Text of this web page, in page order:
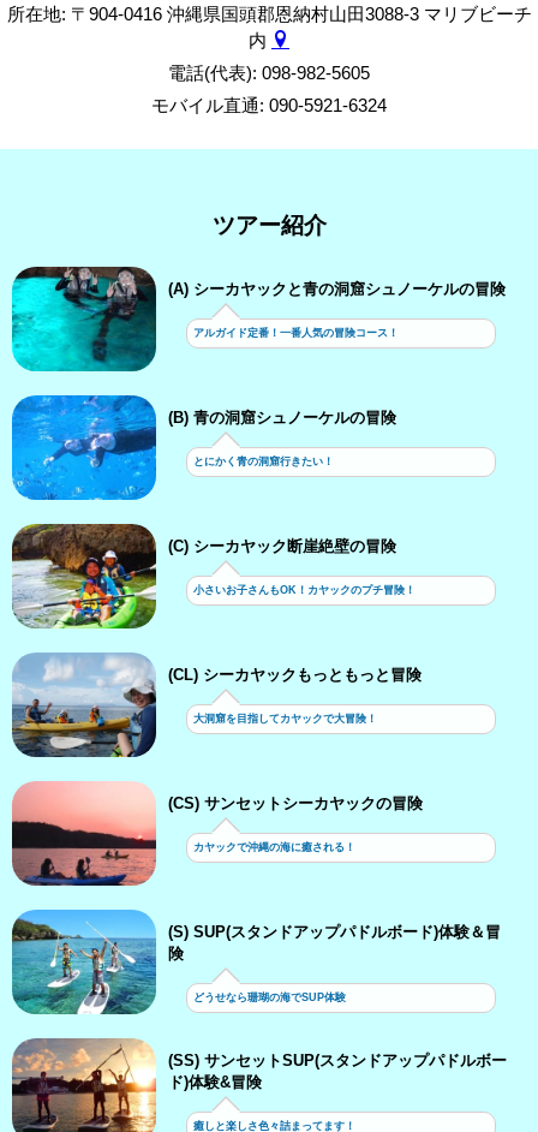
所在地: 〒904-0416 沖縄県国頭郡恩納村山田3088-3 マリブビーチ
内
電話(代表): 098-982-5605
モバイル直通: 090-5921-6324
ツアー紹介
(A) シーカヤックと青の洞窟シュノーケルの冒険
アルガイド定番！一番人気の冒険コース！
(B) 青の洞窟シュノーケルの冒険
とにかく青の洞窟行きたい！
(C) シーカヤック断崖絶壁の冒険
小さいお子さんもOK！カヤックのプチ冒険！
(CL) シーカヤックもっともっと冒険
大洞窟を目指してカヤックで大冒険！
(CS) サンセットシーカヤックの冒険
カヤックで沖縄の海に癒される！
(S) SUP(スタンドアップパドルボード)体験＆冒
険
どうせなら珊瑚の海でSUP体験
(SS) サンセットSUP(スタンドアップパドルボー
ド)体験&冒険
癒しと楽しさ色々詰まってます！